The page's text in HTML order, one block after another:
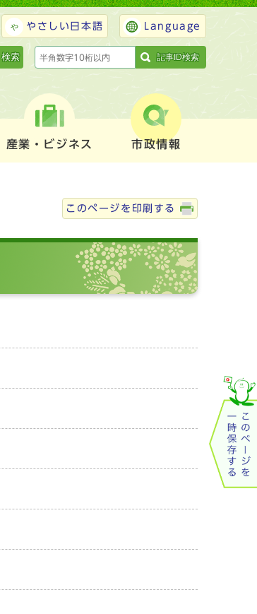
やさしい日本語 Language
検索 記事ID検索
産業・ビジネス 市政情報
このページを印刷する